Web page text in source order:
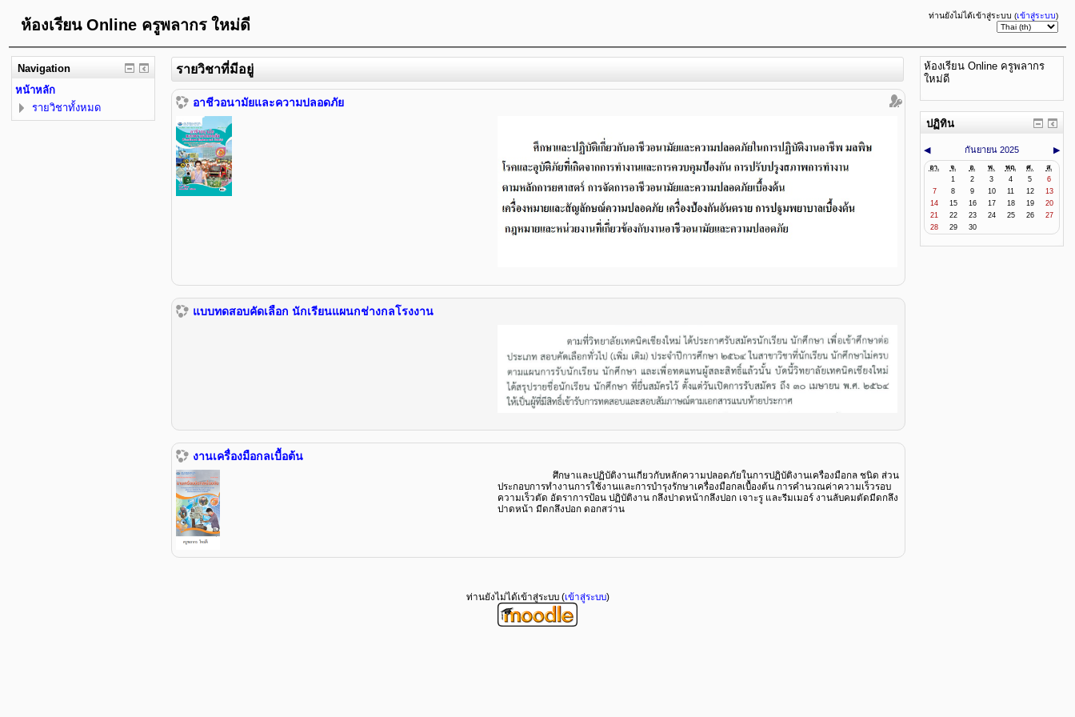
ห้องเรียน Online ครูพลากร ใหม่ดี
ท่านยังไม่ได้เข้าสู่ระบบ (เข้าสู่ระบบ)
รายวิชาที่มีอยู่
อาชีวอนามัยและความปลอดภัย
แบบทดสอบคัดเลือก นักเรียนแผนกช่างกลโรงงาน
งานเครื่องมือกลเบื้อต้น
ศึกษาและปฏิบัติงานเกี่ยวกับหลักความปลอดภัยในการปฏิบัติงานเครื่องมือกล ชนิด ส่วน
ประกอบการทำงานการใช้งานและการบำรุงรักษาเครื่องมือกลเบื้องต้น การคำนวณค่าความเร็วรอบ
ความเร็วตัด อัตราการป้อน ปฏิบัติงาน กลึงปาดหน้ากลึงปอก เจาะรู และรีมเมอร์ งานลับคมตัดมีดกลึง
ปาดหน้า มีดกลึงปอก ดอกสว่าน
Navigation
หน้าหลัก
รายวิชาทั้งหมด
ห้องเรียน Online ครูพลากร
ใหม่ดี
ปฏิทิน
◀ กันยายน 2025 ▶
อา. จ. อ. พ. พฤ. ศ.
ส.
1
2 3 4 5
6
7
8 9 10 11 12
13
14
15 16 17 18 19
20
21
22 23 24 25 26
27
28
29 30
ท่านยังไม่ได้เข้าสู่ระบบ (เข้าสู่ระบบ)